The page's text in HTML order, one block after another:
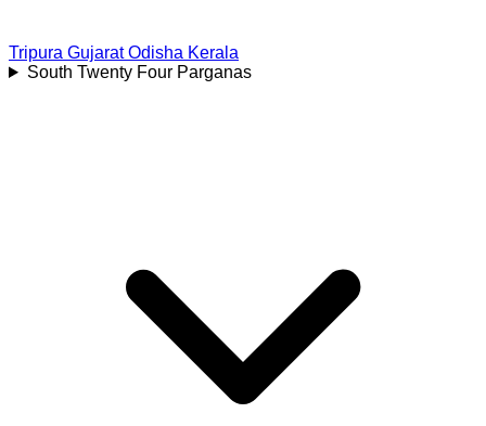
Tripura Gujarat Odisha Kerala
South Twenty Four Parganas